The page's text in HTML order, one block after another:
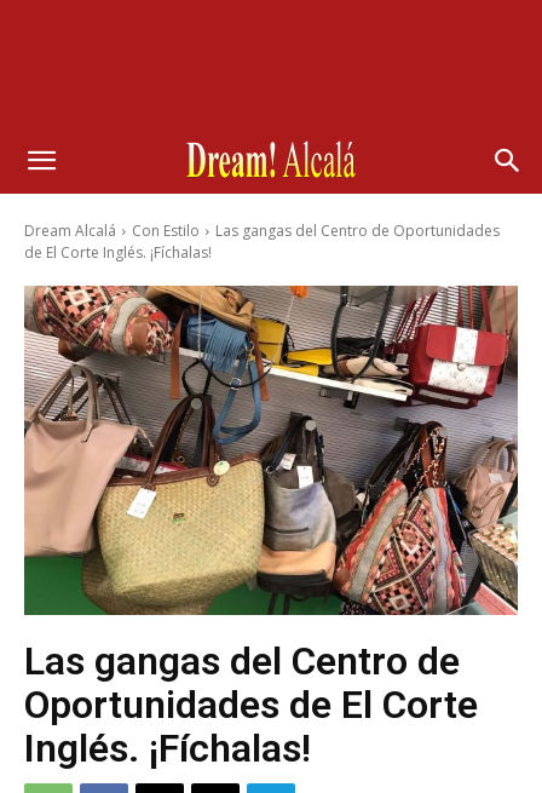
Dream Alcalá Con Estilo
Las gangas del Centro de Oportunidades
de El Corte Inglés. ¡Fíchalas!
Las gangas del Centro de
Oportunidades de El Corte
Inglés. ¡Fíchalas!